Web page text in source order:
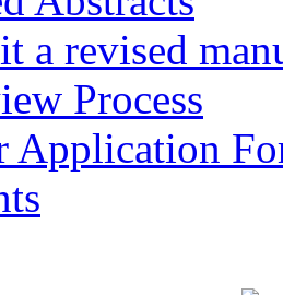
a revised
Process
Application